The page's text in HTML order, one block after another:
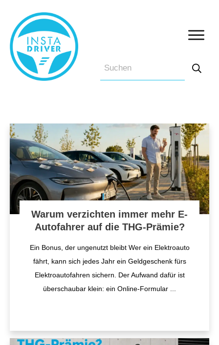
Warum verzichten immer mehr E-
Autofahrer auf die THG-Prämie?
Ein Bonus, der ungenutzt bleibt Wer ein Elektroauto
fährt, kann sich jedes Jahr ein Geldgeschenk fürs
Elektroautofahren sichern. Der Aufwand dafür ist
überschaubar klein: ein Online-Formular